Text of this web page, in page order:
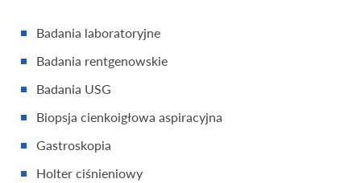
Badania laboratoryjne
Badania rentgenowskie
Badania USG
Biopsja cienkoigłowa aspiracyjna
Gastroskopia
Holter ciśnieniowy